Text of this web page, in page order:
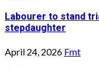
Labourer to stand
stepdaughter
April 24, 2026 Fmt